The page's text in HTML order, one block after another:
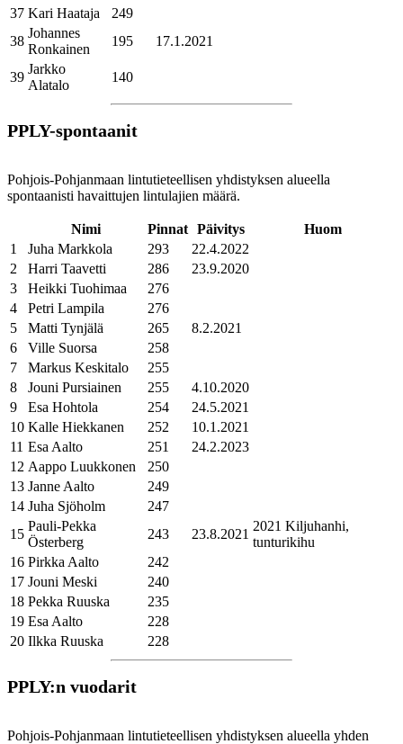
37 Kari Haataja
249
38
Johannes
Ronkainen
195 17.1.2021
39
Jarkko
Alatalo
140
PPLY-spontaanit
Pohjois-Pohjanmaan lintutieteellisen yhdistyksen alueella
spontaanisti havaittujen lintulajien määrä.
Nimi Pinnat Päivitys
Huom
1
Juha Markkola 293
22.4.2022
2
Harri Taavetti 286
23.9.2020
3
Heikki Tuohimaa
276
4
Petri Lampila
276
5
Matti Tynjälä 265
8.2.2021
6
Ville Suorsa
258
7
Markus Keskitalo
255
8
Jouni Pursiainen 255
4.10.2020
9
Esa Hohtola 254
24.5.2021
10 Kalle Hiekkanen 252
10.1.2021
11 Esa Aalto 251
24.2.2023
12 Aappo Luukkonen
250
13 Janne Aalto
249
14 Juha Sjöholm
247
15
Pauli-Pekka
Österberg
243 23.8.2021
2021 Kiljuhanhi,
tunturikihu
16 Pirkka Aalto
242
17 Jouni Meski
240
18 Pekka Ruuska
235
19 Esa Aalto
228
20 Ilkka Ruuska 228
PPLY:n vuodarit
Pohjois-Pohjanmaan lintutieteellisen yhdistyksen alueella yhden